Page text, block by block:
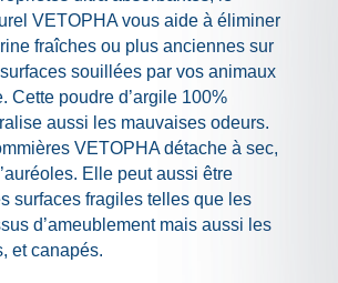
VETOPHA vous aide à éliminer
fraîches ou plus anciennes sur
souillées par vos animaux
Cette poudre d’argile 100%
aussi les mauvaises odeurs.
VETOPHA détache à sec,
Elle peut aussi être
surfaces fragiles telles que les
d’ameublement mais aussi les
et canapés.